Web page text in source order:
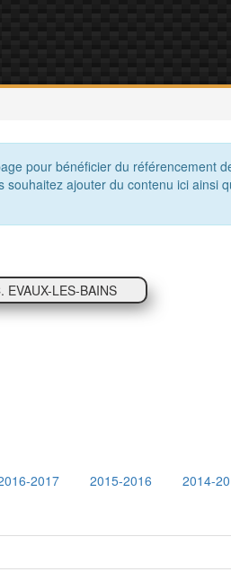
pour bénéficier du référencement
souhaitez ajouter du contenu ici ainsi
EVAUX-LES-BAINS
2017 2015-2016 2014-